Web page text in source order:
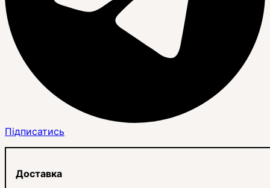
Підписатись
Доставка